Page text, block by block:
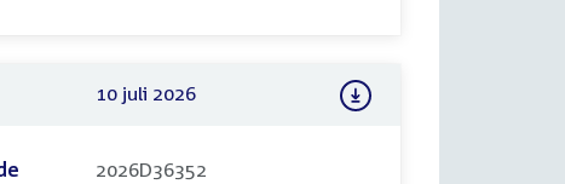
10 juli 2026
2026D36352